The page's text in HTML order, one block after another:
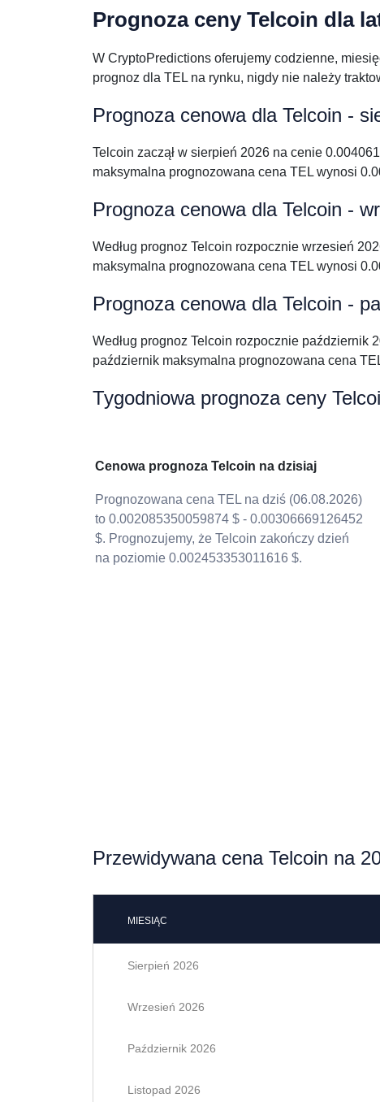
Prognoza ceny Telcoin dla
W CryptoPredictions oferujemy codzienne,
prognoz dla TEL na rynku, nigdy nie należy
Prognoza cenowa dla Telcoin -
Telcoin zaczął w sierpień 2026 na cenie
maksymalna prognozowana cena TEL wynosi
Prognoza cenowa dla Telcoin -
Według prognoz Telcoin rozpocznie wrzesień
maksymalna prognozowana cena TEL wynosi
Prognoza cenowa dla Telcoin -
Według prognoz Telcoin rozpocznie
październik maksymalna prognozowana cena
Tygodniowa prognoza ceny
Cenowa prognoza Telcoin na dzisiaj
Prognozowana cena TEL na dziś (06.08.2026)
to 0.002085350059874 $ - 0.00306669126452
$. Prognozujemy, że Telcoin zakończy dzień
na poziomie 0.002453353011616 $.
Przewidywana cena Telcoin na
MIESIĄC
Sierpień 2026
Wrzesień 2026
Październik 2026
Listopad 2026